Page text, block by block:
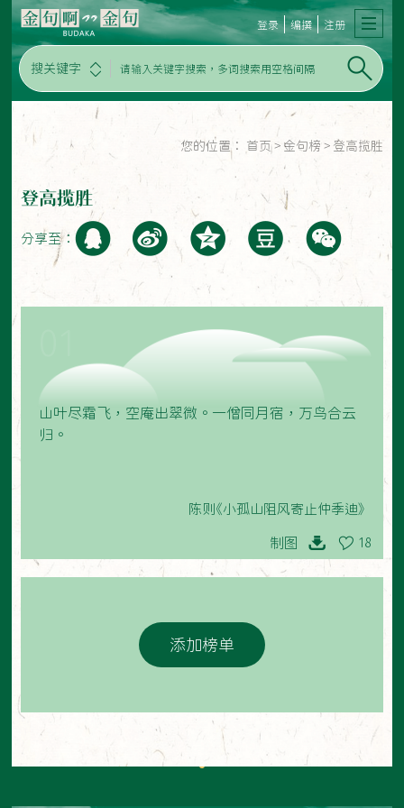
搜关键字
登录 编撰 注册
您的位置： 首页 > 金句榜 > 登高揽胜
登高揽胜
分享至：
山叶尽霜飞，空庵出翠微。一僧同月宿，万鸟合云
归。
陈则《小孤山阻风寄止仲季迪》
制图 18
添加榜单